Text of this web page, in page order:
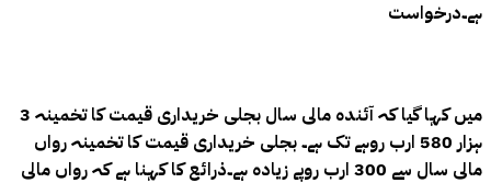
ہے۔درخواست
میں کہا گیا کہ آئندہ مالی سال بجلی خریداری قیمت کا تخمینہ 3
ہزار 580 ارب روہے تک ہے۔ بجلی خریداری قیمت کا تخمینہ رواں
مالی سال سے 300 ارب روپے زیادہ ہے۔ذرائع کا کہنا ہے کہ رواں مالی